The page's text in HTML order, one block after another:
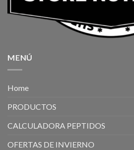
MENÚ
Home
PRODUCTOS
CALCULADORA PEPTIDOS
OFERTAS DE INVIERNO